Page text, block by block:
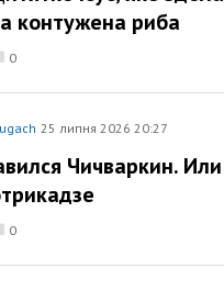
контужена риба
0
25 липня 2026 20:27
Чичваркин.
0